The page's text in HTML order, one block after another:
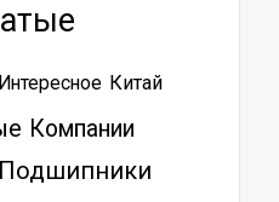
Интересное Китай
Компании
Подшипники